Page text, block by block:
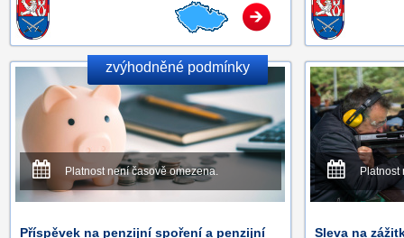
zvýhodněné podmínky
Platnost není časově omezena.
Příspěvek na penzijní spoření a penzijní
Platnost
Sleva na